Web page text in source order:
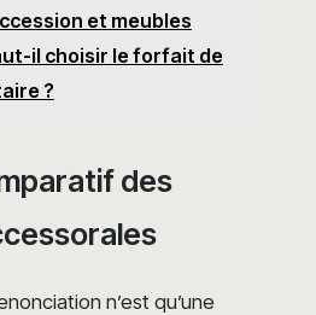
et meubles
il choisir le forfait de
?
des
n’est qu’une